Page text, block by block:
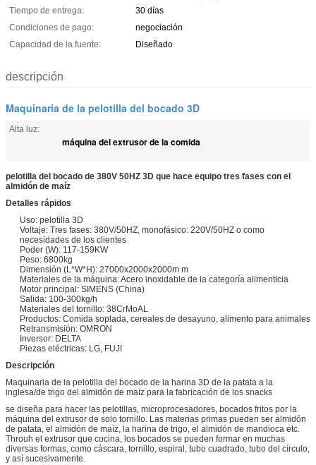
Tiempo de entrega:
30 días
Condiciones de pago:
negociación
Capacidad de la fuente:
Diseñado
descripción
Maquinaria de la pelotilla del bocado 3D
Alta luz:
máquina del extrusor de la comida
pelotilla del bocado de 380V 50HZ 3D que hace equipo tres fases con el
almidón de maíz
Detalles rápidos
Uso: pelotilla 3D
Voltaje: Tres fases: 380V/50HZ, monofásico: 220V/50HZ o como
necesidades de los clientes
Poder (W): 117-159KW
Peso: 6800kg
Dimensión (L*W*H): 27000x2000x2000m m
Materiales de la máquina: Acero inoxidable de la categoría alimenticia
Motor principal: SIMENS (China)
Salida: 100-300kg/h
Materiales del tornillo: 38CrMoAL
Productos: Comida soplada, cereales de desayuno, alimento para animales
Retransmisión: OMRON
Inversor: DELTA
Piezas eléctricas: LG, FUJI
Descripción
Maquinaria de la pelotilla del bocado de la harina 3D de la patata a la
inglesa/de trigo del almidón de maíz para la fabricación de los snacks
se diseña para hacer las pelotillas, microprocesadores, bocados fritos por la
máquina del extrusor de solo tornillo. Las materias primas pueden ser almidón
de patata, el almidón de maíz, la harina de trigo, el almidón de mandioca etc.
Throuh el extrusor que cocina, los bocados se pueden formar en muchas
diversas formas, como cáscara, tornillo, espiral, tubo cuadrado, tubo del círculo,
y así sucesivamente.